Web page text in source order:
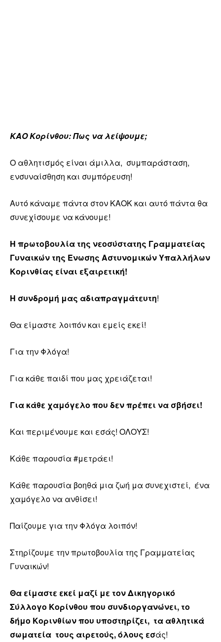
ΚΑΟ Κορίνθου: Πως να λείψουμε;
Ο αθλητισμός είναι άμιλλα, συμπαράσταση,
ενσυναίσθηση και συμπόρευση!
Αυτό κάναμε πάντα στον ΚΑΟΚ και αυτό πάντα θα
συνεχίσουμε να κάνουμε!
Η πρωτοβουλία της νεοσύστατης Γραμματείας
Γυναικών της Ένωσης Αστυνομικών Υπαλλήλων
Κορινθίας είναι εξαιρετική!
Η συνδρομή μας αδιαπραγμάτευτη!
Θα είμαστε λοιπόν και εμείς εκεί!
Για την Φλόγα!
Για κάθε παιδί που μας χρειάζεται!
Για κάθε χαμόγελο που δεν πρέπει να σβήσει!
Και περιμένουμε και εσάς! ΟΛΟΥΣ!
Κάθε παρουσία #μετράει!
Κάθε παρουσία βοηθά μια ζωή μα συνεχιστεί, ένα
χαμόγελο να ανθίσει!
Παίζουμε για την Φλόγα λοιπόν!
Στηρίζουμε την πρωτοβουλία της Γραμματείας
Γυναικών!
Θα είμαστε εκεί μαζί με τον Δικηγορικό
Σύλλογο Κορίνθου που συνδιοργανώνει, το
δήμο Κορινθίων που υποστηρίζει, τα αθλητικά
σωματεία τους αιρετούς, όλους εσάς!